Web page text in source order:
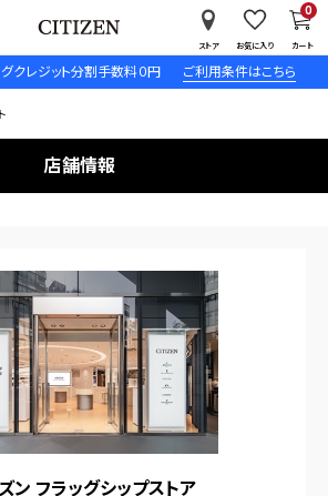
クレジット分割手数料０円 ご利用条件はこちら
ストア お気に入り カート
0
店舗情報
ン フラッグシップストア